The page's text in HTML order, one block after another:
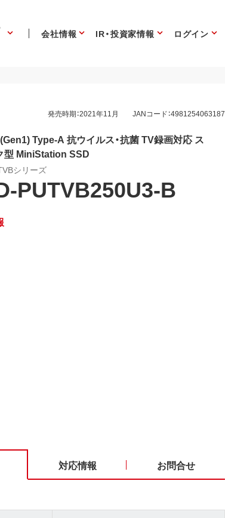
会社情報 IR・投資家情報 ログイン
発売時期：2021年11月 JANコード：4981254063187
Type-A 抗ウイルス・抗菌 TV録画対応 ス
型 MiniStation SSD
シリーズ
PUTVB250U3-B
対応情報 お問合せ